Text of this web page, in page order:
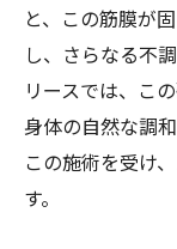
と、この筋膜が
し、さらなる不
リースでは、こ
身体の自然な調
この施術を受け
す。